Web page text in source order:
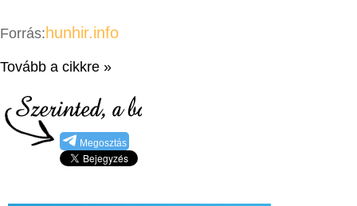
Forrás: hunhir.info
Tovább a cikkre »
Megosztás